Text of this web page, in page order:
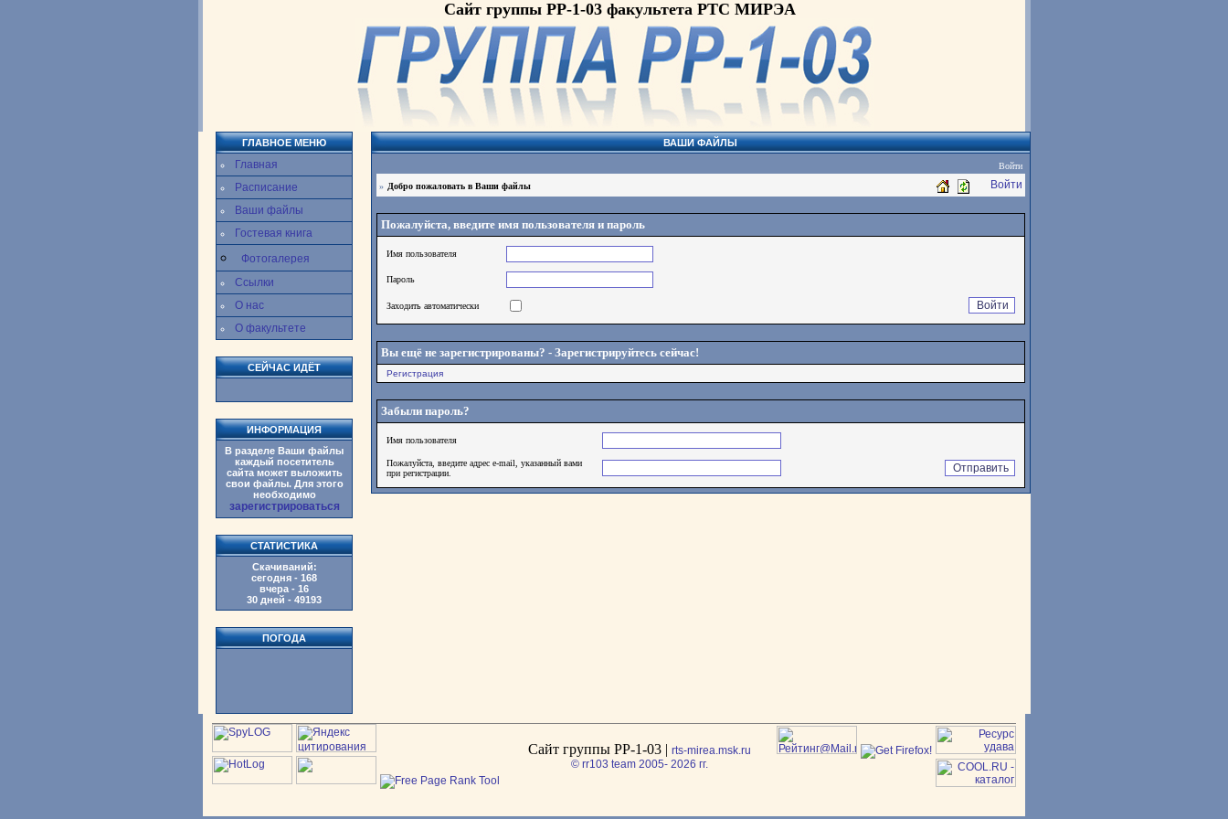
Сайт группы РР-1-03 факультета РТС МИРЭА
ГЛАВНОЕ МЕНЮ
Главная
Расписание
Ваши файлы
Гостевая книга
Фотогалерея
Ссылки
О нас
О факультете
СЕЙЧАС ИДЁТ
ИНФОРМАЦИЯ
В разделе Ваши файлы
каждый посетитель
сайта может выложить
свои файлы. Для этого
необходимо
зарегистрироваться
СТАТИСТИКА
Скачиваний:
сегодня - 168
вчера - 16
30 дней - 49193
ПОГОДА
ВАШИ ФАЙЛЫ
Войти
» Добро пожаловать в Ваши файлы Войти
Пожалуйста, введите имя пользователя и пароль
Имя пользователя
Пароль
Заходить автоматически
Вы ещё не зарегистрированы? - Зарегистрируйтесь сейчас!
Регистрация
Забыли пароль?
Имя пользователя
Пожалуйста, введите адрес e-mail, указанный вами
при регистрации.
Сайт группы РР-1-03 | rts-mirea.msk.ru
© rr103 team 2005- 2026 гг.